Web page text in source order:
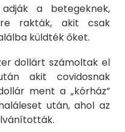
a betegeknek,
rakták, akit csak
küldték őket.
dollárt számoltak el
akit covidosnak
ment a „kórház”
után, ahol az